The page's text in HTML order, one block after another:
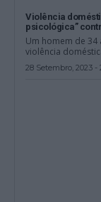
Violência
psicológica”
Um homem de
violência
28 Setembro, 2023 -